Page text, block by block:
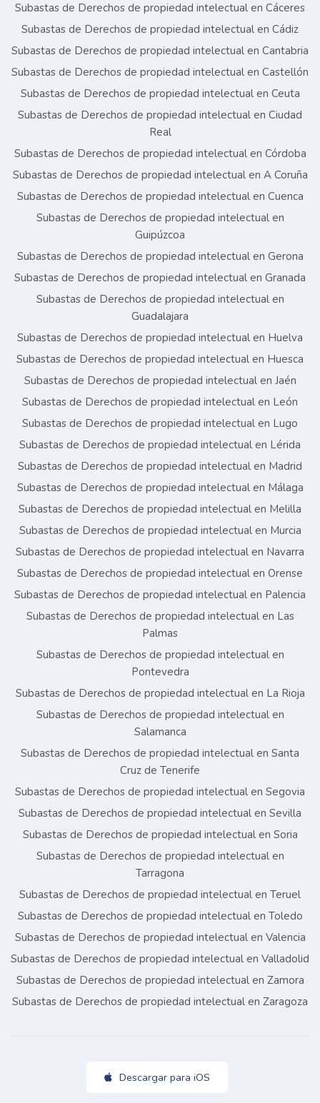
Subastas de Derechos de propiedad intelectual en Cáceres
Subastas de Derechos de propiedad intelectual en Cádiz
Subastas de Derechos de propiedad intelectual en Cantabria
Subastas de Derechos de propiedad intelectual en Castellón
Subastas de Derechos de propiedad intelectual en Ceuta
Subastas de Derechos de propiedad intelectual en Ciudad
Real
Subastas de Derechos de propiedad intelectual en Córdoba
Subastas de Derechos de propiedad intelectual en A Coruña
Subastas de Derechos de propiedad intelectual en Cuenca
Subastas de Derechos de propiedad intelectual en
Guipúzcoa
Subastas de Derechos de propiedad intelectual en Gerona
Subastas de Derechos de propiedad intelectual en Granada
Subastas de Derechos de propiedad intelectual en
Guadalajara
Subastas de Derechos de propiedad intelectual en Huelva
Subastas de Derechos de propiedad intelectual en Huesca
Subastas de Derechos de propiedad intelectual en Jaén
Subastas de Derechos de propiedad intelectual en León
Subastas de Derechos de propiedad intelectual en Lugo
Subastas de Derechos de propiedad intelectual en Lérida
Subastas de Derechos de propiedad intelectual en Madrid
Subastas de Derechos de propiedad intelectual en Málaga
Subastas de Derechos de propiedad intelectual en Melilla
Subastas de Derechos de propiedad intelectual en Murcia
Subastas de Derechos de propiedad intelectual en Navarra
Subastas de Derechos de propiedad intelectual en Orense
Subastas de Derechos de propiedad intelectual en Palencia
Subastas de Derechos de propiedad intelectual en Las
Palmas
Subastas de Derechos de propiedad intelectual en
Pontevedra
Subastas de Derechos de propiedad intelectual en La Rioja
Subastas de Derechos de propiedad intelectual en
Salamanca
Subastas de Derechos de propiedad intelectual en Santa
Cruz de Tenerife
Subastas de Derechos de propiedad intelectual en Segovia
Subastas de Derechos de propiedad intelectual en Sevilla
Subastas de Derechos de propiedad intelectual en Soria
Subastas de Derechos de propiedad intelectual en
Tarragona
Subastas de Derechos de propiedad intelectual en Teruel
Subastas de Derechos de propiedad intelectual en Toledo
Subastas de Derechos de propiedad intelectual en Valencia
Subastas de Derechos de propiedad intelectual en Valladolid
Subastas de Derechos de propiedad intelectual en Zamora
Subastas de Derechos de propiedad intelectual en Zaragoza
Descargar para iOS